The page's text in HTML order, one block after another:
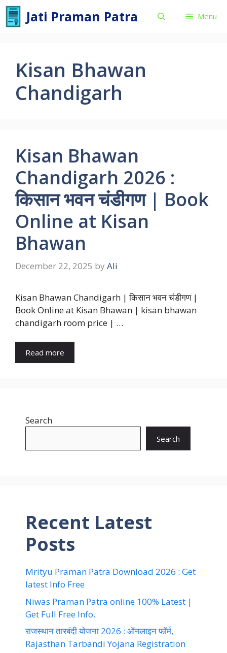
Skip
content
Jati Praman Patra Menu
Kisan Bhawan
Chandigarh
Kisan Bhawan
Chandigarh 2026 :
किसान भवन चंडीगण | Book
Online at Kisan
Bhawan
December 22, 2025 by Ali
Kisan Bhawan Chandigarh | किसान भवन चंडीगण |
Book Online at Kisan Bhawan | kisan bhawan
chandigarh room price | …
Read more
Search
Search
Recent Latest
Posts
Mrityu Praman Patra Download 2026 : Get
latest Info Free
Niwas Praman Patra online 100% Latest |
Get Full Free Info.
राजस्थान तारबंदी योजना 2026 : ऑनलाइन फॉर्म,
Rajasthan Tarbandi Yojana Registration